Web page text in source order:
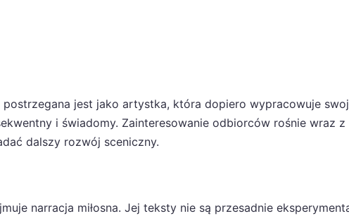
jest jako artystka, która dopiero wypracowuje
i świadomy. Zainteresowanie odbiorców rośnie wraz z
dalszy rozwój sceniczny.
narracja miłosna. Jej teksty nie są przesadnie